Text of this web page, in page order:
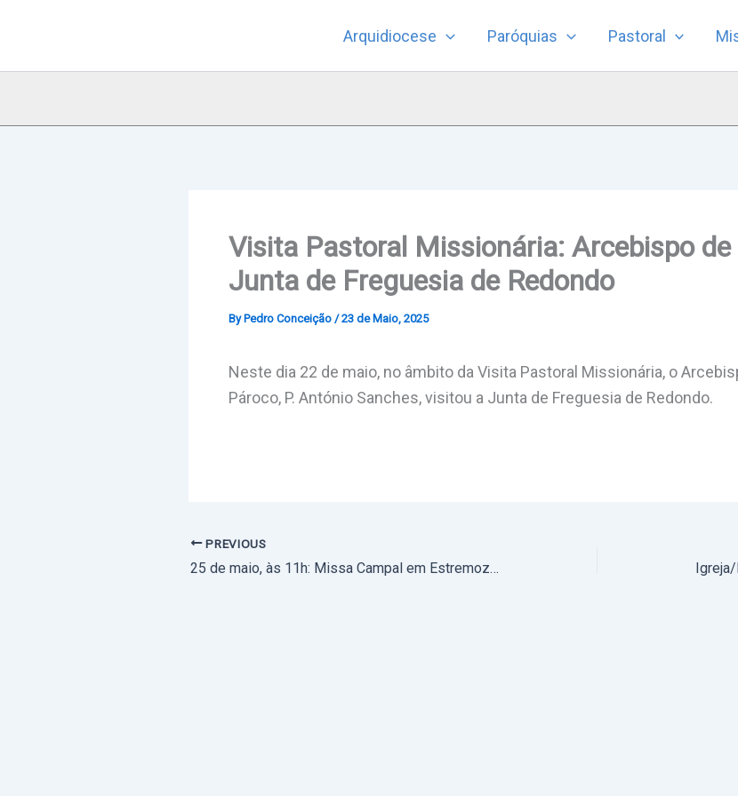
Arquidiocese Paróquias Pastoral
Visita Pastoral Missionária: Arcebispo
Junta de Freguesia de Redondo
By Pedro Conceição /23 de Maio, 2025
Neste dia 22 de maio, no âmbito da Visita Pastoral Missionária, o
Pároco, P. António Sanches, visitou a Junta de Freguesia de Redondo.
PREVIOUS
25 de maio, às 11h: Missa Campal em Estremoz para assinalar o dia do Corpo Nacional de Escutas